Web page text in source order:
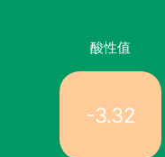
酸性值
-3.32